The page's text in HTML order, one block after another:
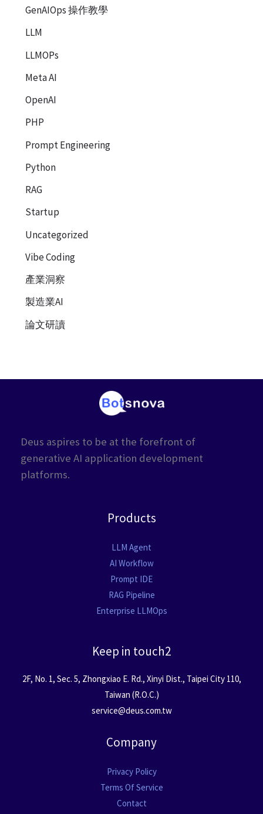
GenAIOps 操作教學
LLM
LLMOPs
Meta AI
OpenAI
PHP
Prompt Engineering
Python
RAG
Startup
Uncategorized
Vibe Coding
產業洞察
製造業AI
論文研讀
Deus aspires to be at the forefront of
generative AI application development
platforms.
Products
LLM Agent
AI Workflow
Prompt IDE
RAG Pipeline
Enterprise LLMOps
Keep in touch2
2F, No. 1, Sec. 5, Zhongxiao E. Rd., Xinyi Dist., Taipei City 110,
Taiwan (R.O.C.)
service@deus.com.tw
Company
Privacy Policy
Terms Of Service
Contact